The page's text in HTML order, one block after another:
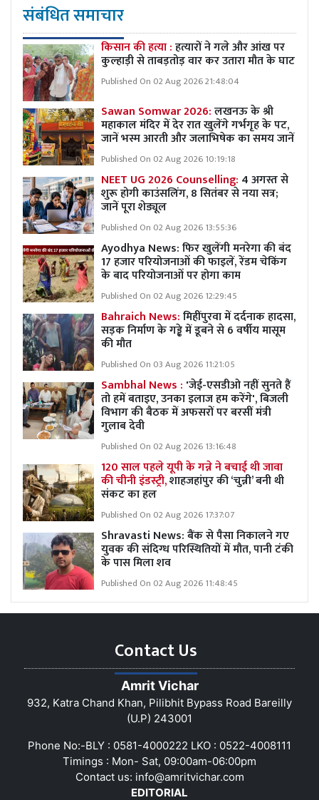
संबंधित समाचार
किसान की हत्या :हत्यारों ने गले और आंख पर
कुल्हाड़ी से ताबड़तोड़ वार कर उतारा मौत के घाट
Published On 02 Aug 2026 21:48:04
Sawan Somwar 2026:लखनऊ के श्री
महाकाल मंदिर में देर रात खुलेंगे गर्भगृह के पट,
जानें भस्म आरती और जलाभिषेक का समय जानें
Published On 02 Aug 2026 10:19:18
NEET UG 2026 Counselling: 4 अगस्त से
शुरू होगी काउंसलिंग, 8 सितंबर से नया सत्र;
जानें पूरा शेड्यूल
Published On 02 Aug 2026 13:55:36
Ayodhya News: फिर खुलेंगी मनरेगा की बंद
17 हजार परियोजनाओं की फाइलें, रेंडम चेकिंग
के बाद परियोजनाओं पर होगा काम
Published On 02 Aug 2026 12:29:45
Bahraich News:मिहींपुरवा में दर्दनाक हादसा,
सड़क निर्माण के गड्ढे में डूबने से 6 वर्षीय मासूम
की मौत
Published On 03 Aug 2026 11:21:05
Sambhal News : 'जेई-एसडीओ नहीं सुनते हैं
तो हमें बताइए, उनका इलाज हम करेंगे', बिजली
विभाग की बैठक में अफसरों पर बरसीं मंत्री
गुलाब देवी
Published On 02 Aug 2026 13:16:48
120 साल पहले यूपी के गन्ने ने बचाई थी जावा
की चीनी इंडस्ट्री,शाहजहांपुर की ‘चुन्नी’ बनी थी
संकट का हल
Published On 02 Aug 2026 17:37:07
Shravasti News: बैंक से पैसा निकालने गए
युवक की संदिग्ध परिस्थितियों में मौत, पानी टंकी
के पास मिला शव
Published On 02 Aug 2026 11:48:45
Contact Us
Amrit Vichar
932, Katra Chand Khan, Pilibhit Bypass Road Bareilly
(U.P) 243001
Phone No:-BLY : 0581-4000222 LKO : 0522-4008111
Timings : Mon- Sat, 09:00am-06:00pm
Contact us: info@amritvichar.com
EDITORIAL